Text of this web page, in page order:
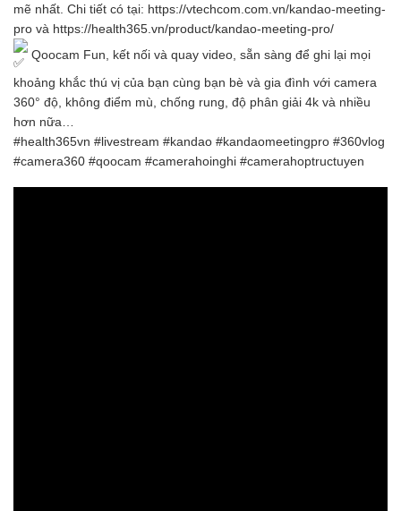
mẽ nhất. Chi tiết có tại: https://vtechcom.com.vn/kandao-meeting-
pro và https://health365.vn/product/kandao-meeting-pro/
Qoocam Fun, kết nối và quay video, sẵn sàng để ghi lại mọi
khoảng khắc thú vị của bạn cùng bạn bè và gia đình với camera
360° độ, không điểm mù, chống rung, độ phân giải 4k và nhiều
hơn nữa…
#health365vn #livestream #kandao #kandaomeetingpro #360vlog
#camera360 #qoocam #camerahoinghi #camerahoptructuyen